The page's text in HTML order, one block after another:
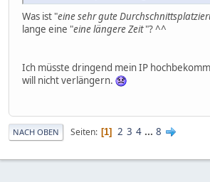
Was ist "eine sehr gute
lange eine "eine längere Zeit"? ^^
Ich müsste dringend mein IP
will nicht verlängern.
NACH OBEN Seiten 1 2 3 4 ... 8